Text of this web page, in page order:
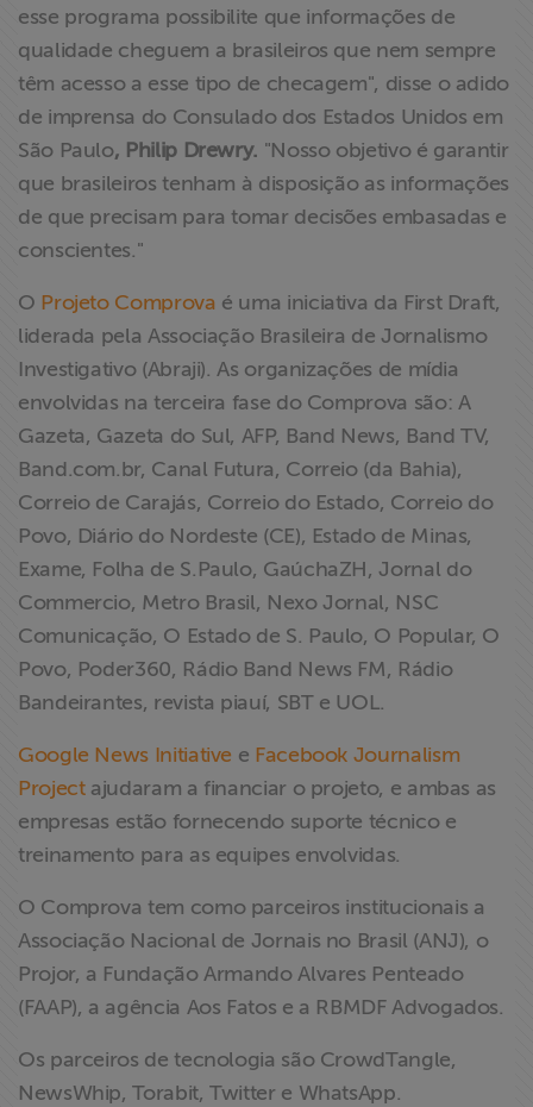
esse programa possibilite que informações de
qualidade cheguem a brasileiros que nem sempre
têm acesso a esse tipo de checagem", disse o adido
de imprensa do Consulado dos Estados Unidos em
São Paulo, Philip Drewry. "Nosso objetivo é garantir
que brasileiros tenham à disposição as informações
de que precisam para tomar decisões embasadas e
conscientes."
O Projeto Comprova é uma iniciativa da First Draft,
liderada pela Associação Brasileira de Jornalismo
Investigativo (Abraji). As organizações de mídia
envolvidas na terceira fase do Comprova são: A
Gazeta, Gazeta do Sul, AFP, Band News, Band TV,
Band.com.br, Canal Futura, Correio (da Bahia),
Correio de Carajás, Correio do Estado, Correio do
Povo, Diário do Nordeste (CE), Estado de Minas,
Exame, Folha de S.Paulo, GaúchaZH, Jornal do
Commercio, Metro Brasil, Nexo Jornal, NSC
Comunicação, O Estado de S. Paulo, O Popular, O
Povo, Poder360, Rádio Band News FM, Rádio
Bandeirantes, revista piauí, SBT e UOL.
Google News Initiative e Facebook Journalism
Projectajudaram a financiar o projeto, e ambas as
empresas estão fornecendo suporte técnico e
treinamento para as equipes envolvidas.
O Comprova tem como parceiros institucionais a
Associação Nacional de Jornais no Brasil (ANJ), o
Projor, a Fundação Armando Alvares Penteado
(FAAP), a agência Aos Fatos e a RBMDF Advogados.
Os parceiros de tecnologia são CrowdTangle,
NewsWhip, Torabit, Twitter e WhatsApp.